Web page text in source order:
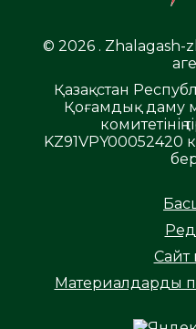
© 2026 . Zhalagash-
Қазақстан
Қоғамдық даму
комитетінің
KZ91VPY00052420
Сайт
Материалдарды